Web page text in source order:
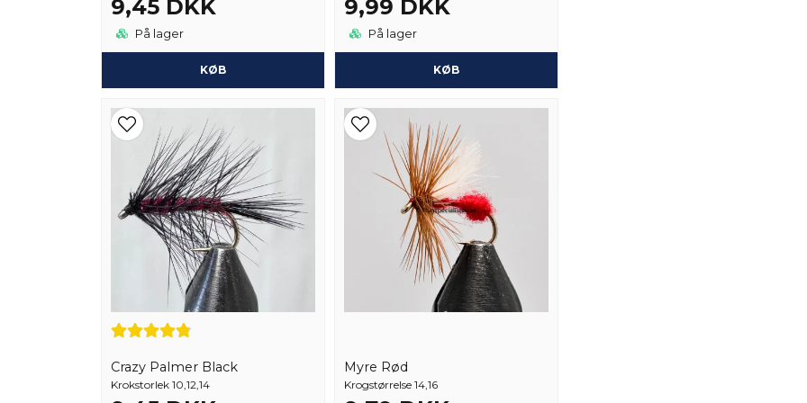
9,45 DKK
På lager
KØB
9,99 DKK
På lager
KØB
Crazy Palmer Black
Krokstorlek 10,12,14
Myre Rød
Krogstørrelse 14,16